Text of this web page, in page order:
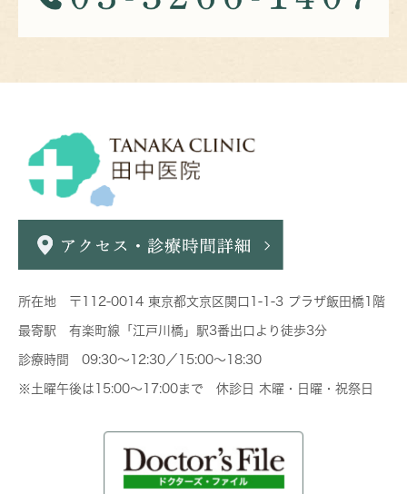
所在地 〒112-0014 東京都文京区関口1-1-3 プラザ飯田橋1階
最寄駅 有楽町線「江戸川橋」駅3番出口より徒歩3分
診療時間 09:30～12:30／15:00～18:30
※土曜午後は15:00～17:00まで 休診日 木曜・日曜・祝祭日